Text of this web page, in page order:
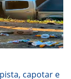
capotar e